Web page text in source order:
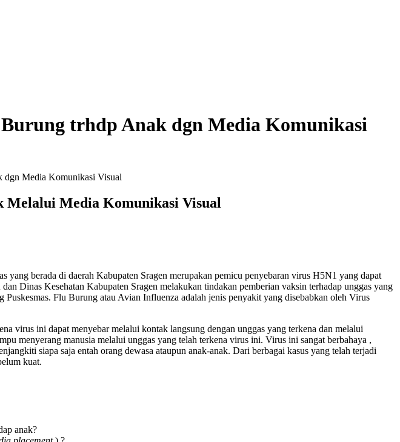
trhdp Anak dgn Media Komunikasi
dgn Media Komunikasi Visual
Melalui Media Komunikasi Visual
berada di daerah Kabupaten Sragen merupakan pemicu penyebaran virus H5N1 yang dapat
Dinas Kesehatan Kabupaten Sragen melakukan tindakan pemberian vaksin terhadap unggas yang
Flu Burung atau Avian Influenza adalah jenis penyakit yang disebabkan oleh Virus
virus ini dapat menyebar melalui kontak langsung dengan unggas yang terkena dan melalui
menyerang manusia melalui unggas yang telah terkena virus ini. Virus ini sangat berbahaya ,
siapa saja entah orang dewasa ataupun anak-anak. Dari berbagai kasus yang telah terjadi
kuat.
anak?